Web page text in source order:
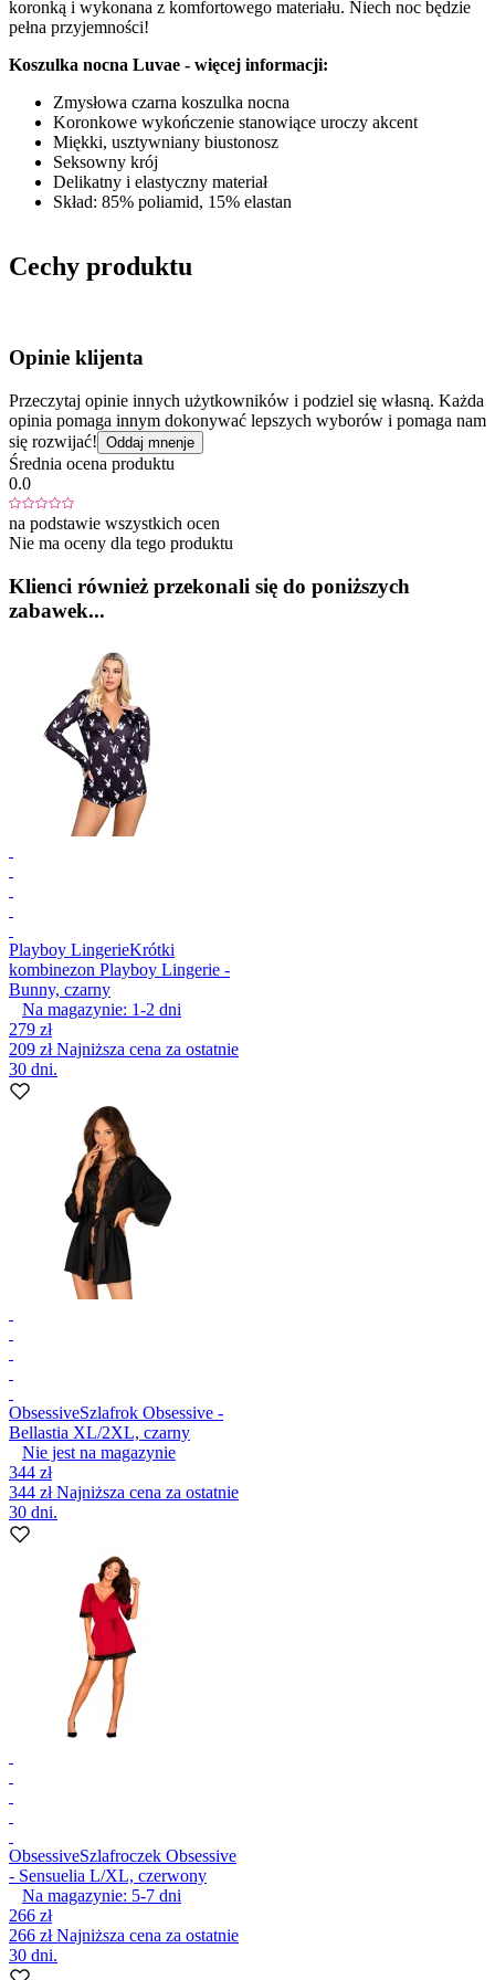
koronką i wykonana z komfortowego materiału. Niech noc będzie
pełna przyjemności!
Koszulka nocna Luvae - więcej informacji:
Zmysłowa czarna koszulka nocna
Koronkowe wykończenie stanowiące uroczy akcent
Miękki, usztywniany biustonosz
Seksowny krój
Delikatny i elastyczny materiał
Skład: 85% poliamid, 15% elastan
Cechy produktu
Opinie klijenta
Przeczytaj opinie innych użytkowników i podziel się własną. Każda
opinia pomaga innym dokonywać lepszych wyborów i pomaga nam
się rozwijać! Oddaj mnenje
Średnia ocena produktu
0.0
na podstawie wszystkich ocen
Nie ma oceny dla tego produktu
Klienci również przekonali się do poniższych
zabawek...
Playboy LingerieKrótki
kombinezon Playboy Lingerie -
Bunny, czarny
Na magazynie: 1-2 dni
279 zł
209 złNajniższa cena za ostatnie
30 dni.
ObsessiveSzlafrok Obsessive -
Bellastia XL/2XL, czarny
Nie jest na magazynie
344 zł
344 złNajniższa cena za ostatnie
30 dni.
ObsessiveSzlafroczek Obsessive
- Sensuelia L/XL, czerwony
Na magazynie: 5-7 dni
266 zł
266 złNajniższa cena za ostatnie
30 dni.